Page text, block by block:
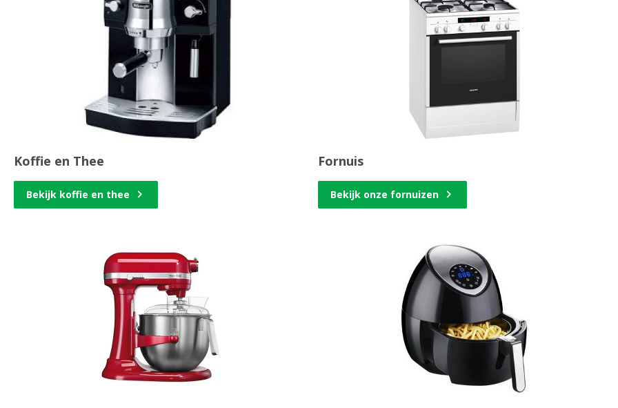
Koffie en Thee
Bekijk koffie en thee
Fornuis
Bekijk onze fornuizen